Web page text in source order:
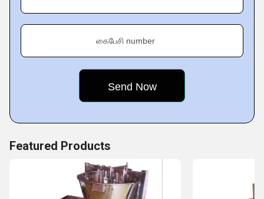
Fact Sheet :
கைபேசி number
Featured Products